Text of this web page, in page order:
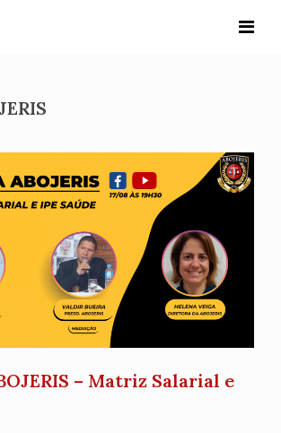
– Matriz Salarial e